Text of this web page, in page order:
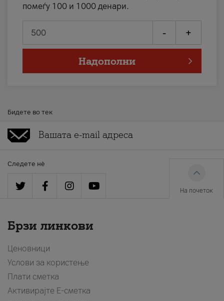
помеѓу 100 и 1000 денари.
- +
Надополни
Бидете во тек
Следете нè
На почеток
Брзи линкови
Ценовници
Услови за користење
Плати сметка
Активирајте Е-сметка